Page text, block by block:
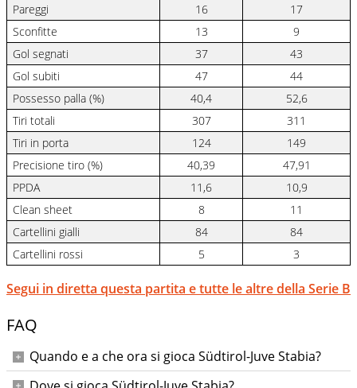
Pareggi
16
17
Sconfitte
13
9
Gol segnati
37
43
Gol subiti
47
44
Possesso palla (%)
40,4
52,6
Tiri totali
307
311
Tiri in porta
124
149
Precisione tiro (%)
40,39
47,91
PPDA
11,6
10,9
Clean sheet
8
11
Cartellini gialli
84
84
Cartellini rossi
5 3
Segui in diretta questa partita e tutte le altre della Serie B
FAQ
Quando e a che ora si gioca Südtirol-Juve Stabia?
Partita valida per la 38ª giornata della Serie B 2025-26. Data